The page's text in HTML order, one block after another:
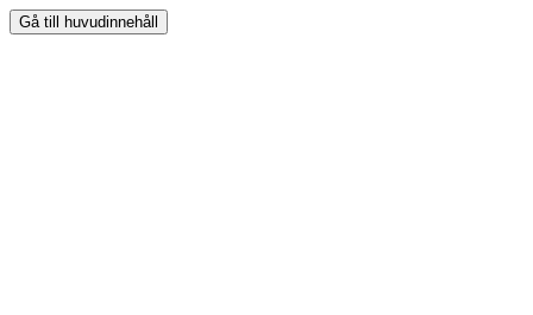
Gå till huvudinnehåll